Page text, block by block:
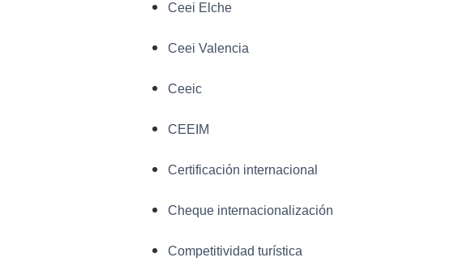
Ceei Elche
Ceei Valencia
Ceeic
CEEIM
Certificación internacional
Cheque internacionalización
Competitividad turística